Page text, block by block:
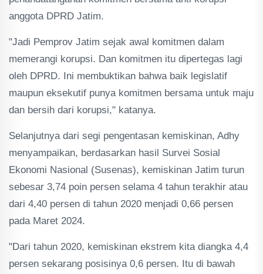
anggota DPRD Jatim.
"Jadi Pemprov Jatim sejak awal komitmen dalam
memerangi korupsi. Dan komitmen itu dipertegas lagi
oleh DPRD. Ini membuktikan bahwa baik legislatif
maupun eksekutif punya komitmen bersama untuk maju
dan bersih dari korupsi," katanya.
Selanjutnya dari segi pengentasan kemiskinan, Adhy
menyampaikan, berdasarkan hasil Survei Sosial
Ekonomi Nasional (Susenas), kemiskinan Jatim turun
sebesar 3,74 poin persen selama 4 tahun terakhir atau
dari 4,40 persen di tahun 2020 menjadi 0,66 persen
pada Maret 2024.
"Dari tahun 2020, kemiskinan ekstrem kita diangka 4,4
persen sekarang posisinya 0,6 persen. Itu di bawah